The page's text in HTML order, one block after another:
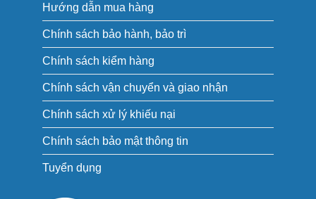
Hướng dẫn mua hàng
Chính sách bảo hành, bảo trì
Chính sách kiểm hàng
Chính sách vận chuyển và giao nhận
Chính sách xử lý khiếu nại
Chính sách bảo mật thông tin
Tuyển dụng